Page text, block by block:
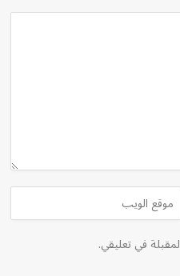
في تعليقي.